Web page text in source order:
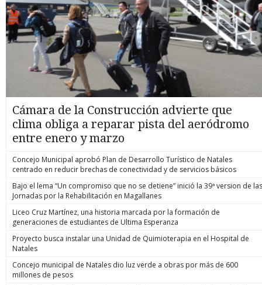
Cámara de la Construcción advierte que
clima obliga a reparar pista del aeródromo
entre enero y marzo
Concejo Municipal aprobó Plan de Desarrollo Turístico de Natales
centrado en reducir brechas de conectividad y de servicios básicos
Bajo el lema “Un compromiso que no se detiene” inició la 39ª version de las
Jornadas por la Rehabilitación en Magallanes
Liceo Cruz Martínez, una historia marcada por la formación de
generaciones de estudiantes de Ultima Esperanza
Proyecto busca instalar una Unidad de Quimioterapia en el Hospital de
Natales
Concejo municipal de Natales dio luz verde a obras por más de 600
millones de pesos